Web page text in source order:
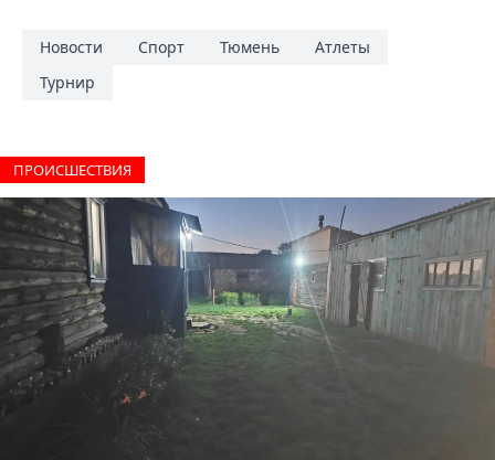
Новости Спорт Тюмень
Атлеты
Турнир
ПРОИCШЕСТВИЯ